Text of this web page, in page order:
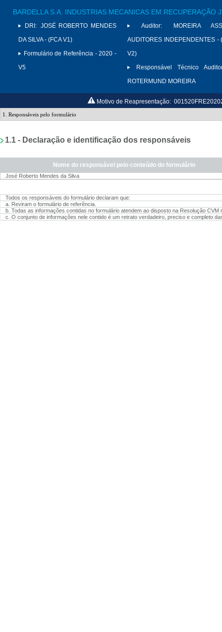
BARDELLA S.A. INDUSTRIAS MECANICAS EM RECUPERAÇÃO
DRI: JOSÉ ROBERTO MENDES
DA SILVA - (FCA V1)
Formulário de Referência - 2020 -
V5
Auditor:
MOREIRA
AUDITORES INDEPENDENTES -
V2)
Responsável Técnico
ROTERMUND MOREIRA
Motivo de Reapresentação: